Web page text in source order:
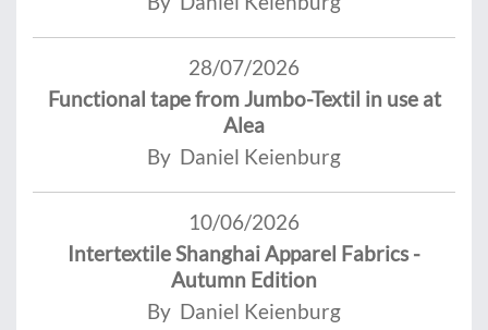
28/07/2026
Functional tape from Jumbo-Textil in use at
Alea
By Daniel Keienburg
10/06/2026
Intertextile Shanghai Apparel Fabrics -
Autumn Edition
By Daniel Keienburg